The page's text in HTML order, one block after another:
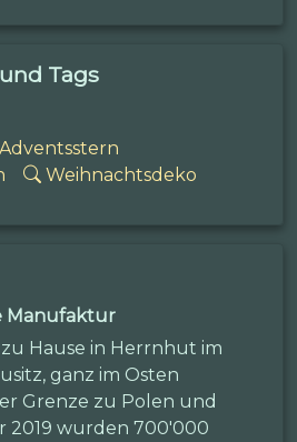
Tags
Adventsstern
Weihnachtsdeko
Manufaktur
Hause in Herrnhut im
ganz im Osten
Grenze zu Polen und
2019 wurden 700'000